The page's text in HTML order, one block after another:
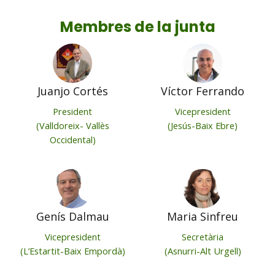
Membres de la junta
Juanjo Cortés
President
(Valldoreix- Vallès
Occidental)
Víctor Ferrando
Vicepresident
(Jesús-Baix Ebre)
Genís Dalmau
Vicepresident
(L’Estartit-Baix Empordà)
Maria Sinfreu
Secretària
(Asnurri-Alt Urgell)